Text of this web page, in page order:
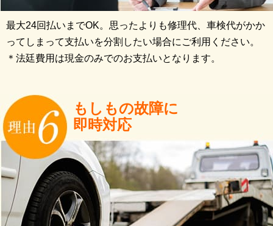
最大24回払いまでOK。思ったよりも修理代、車検代がかか
ってしまって支払いを分割したい場合にご利用ください。
＊法廷費用は現金のみでのお支払いとなります。
もしもの故障に
即時対応